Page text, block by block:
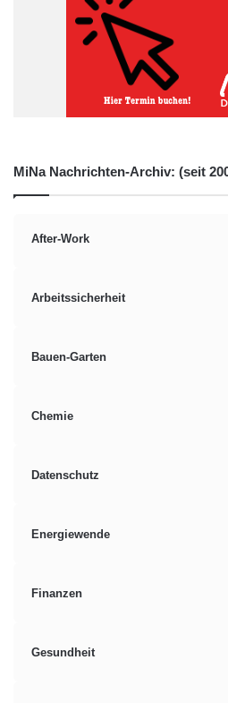
MiNa Nachrichten-Archiv: (seit
After-Work
Arbeitssicherheit
Bauen-Garten
Chemie
Datenschutz
Energiewende
Finanzen
Gesundheit